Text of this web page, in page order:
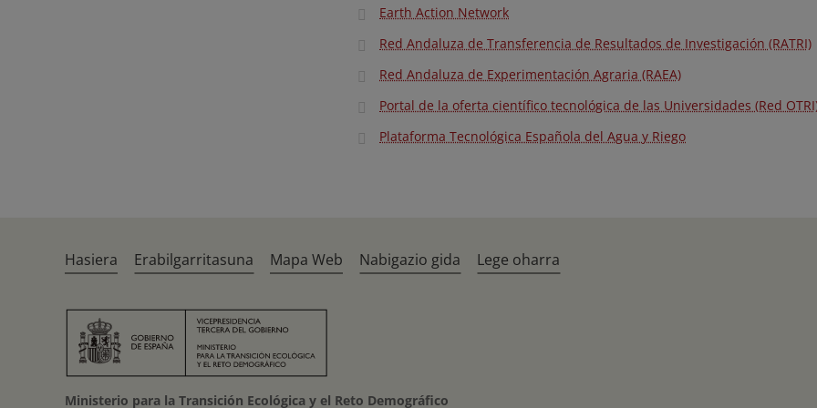
Earth Action Network
Red Andaluza de Transferencia de Resultados de Investigación (RATRI)
Red Andaluza de Experimentación Agraria (RAEA)
Portal de la oferta científico tecnológica de las Universidades (Red
Plataforma Tecnológica Española del Agua y Riego
Hasiera Erabilgarritasuna Mapa Web Nabigazio gida Lege oharra
Ministerio para la Transición Ecológica y el Reto Demográfico